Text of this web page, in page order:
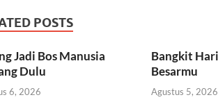
POSTS
Jadi Bos Manusia
Dulu
6, 2026
Bangkit
Besarmu
Agustus 5, 2026